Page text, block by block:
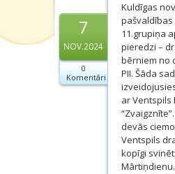
Kontakti
Dokumenti
Projekti
7
NOV.2024
0
Komentāri
Kuldīgas
pašvaldības
11.grupiņa
pieredzi –
bērniem no
PII. Šāda
ar Ventspils
devās
Ventspils
kopīgi
Mārtiņdienu.